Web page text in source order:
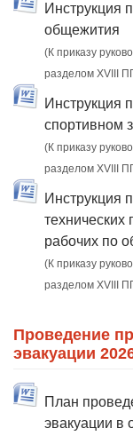
Инструкция
общежития
(К приказу
разделом XVIII
Инструкция
спортивном
(К приказу
разделом XVIII
Инструкция
рабочих по
(К приказу
разделом XVIII
Проведение
эвакуации
План
эвакуации в